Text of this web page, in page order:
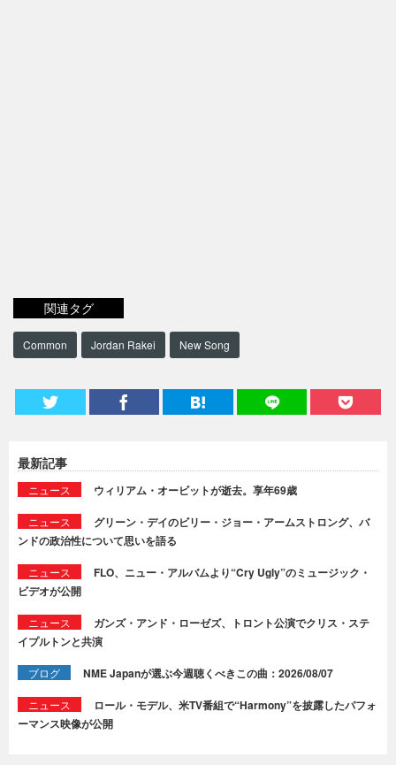
関連タグ
Common Jordan Rakei New Song
最新記事
ニュース ウィリアム・オービットが逝去。享年69歳
ニュース
グリーン・デイのビリー・ジョー・アームストロング、バ
ンドの政治性について思いを語る
ニュース
FLO、ニュー・アルバムより“Cry Ugly”のミュージック・
ビデオが公開
ニュース
ガンズ・アンド・ローゼズ、トロント公演でクリス・ステ
イプルトンと共演
ブログ NME Japanが選ぶ今週聴くべきこの曲：2026/08/07
ニュース
ロール・モデル、米TV番組で“Harmony”を披露したパフォ
ーマンス映像が公開